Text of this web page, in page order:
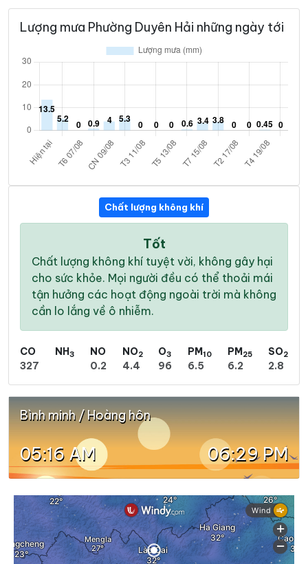
Lượng mưa Phường Duyên Hải những ngày tới
Chất lượng không khí
Tốt
Chất lượng không khí tuyệt vời, không gây hại
cho sức khỏe. Mọi người đều có thể thoải mái
tận hưởng các hoạt động ngoài trời mà không
cần lo lắng về ô nhiễm.
CO
327
NH3
NO
0.2
NO2
4.4
O3
96
PM10
6.5
PM25
6.2
SO2
2.8
Bình minh / Hoàng hôn
05:16 AM 06:29 PM